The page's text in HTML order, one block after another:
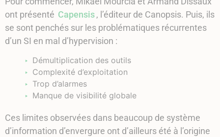
ont présenté Capensis, l’éditeur de Canopsis. Puis, ils
se sont penchés sur les problématiques récurrentes
d’un SI en mal d’hypervision :
Démultiplication des outils
Complexité d’exploitation
Trop d’alarmes
Manque de visibilité globale
Ces limites observées dans beaucoup de système
d’information d’envergure ont d’ailleurs été à l’origine